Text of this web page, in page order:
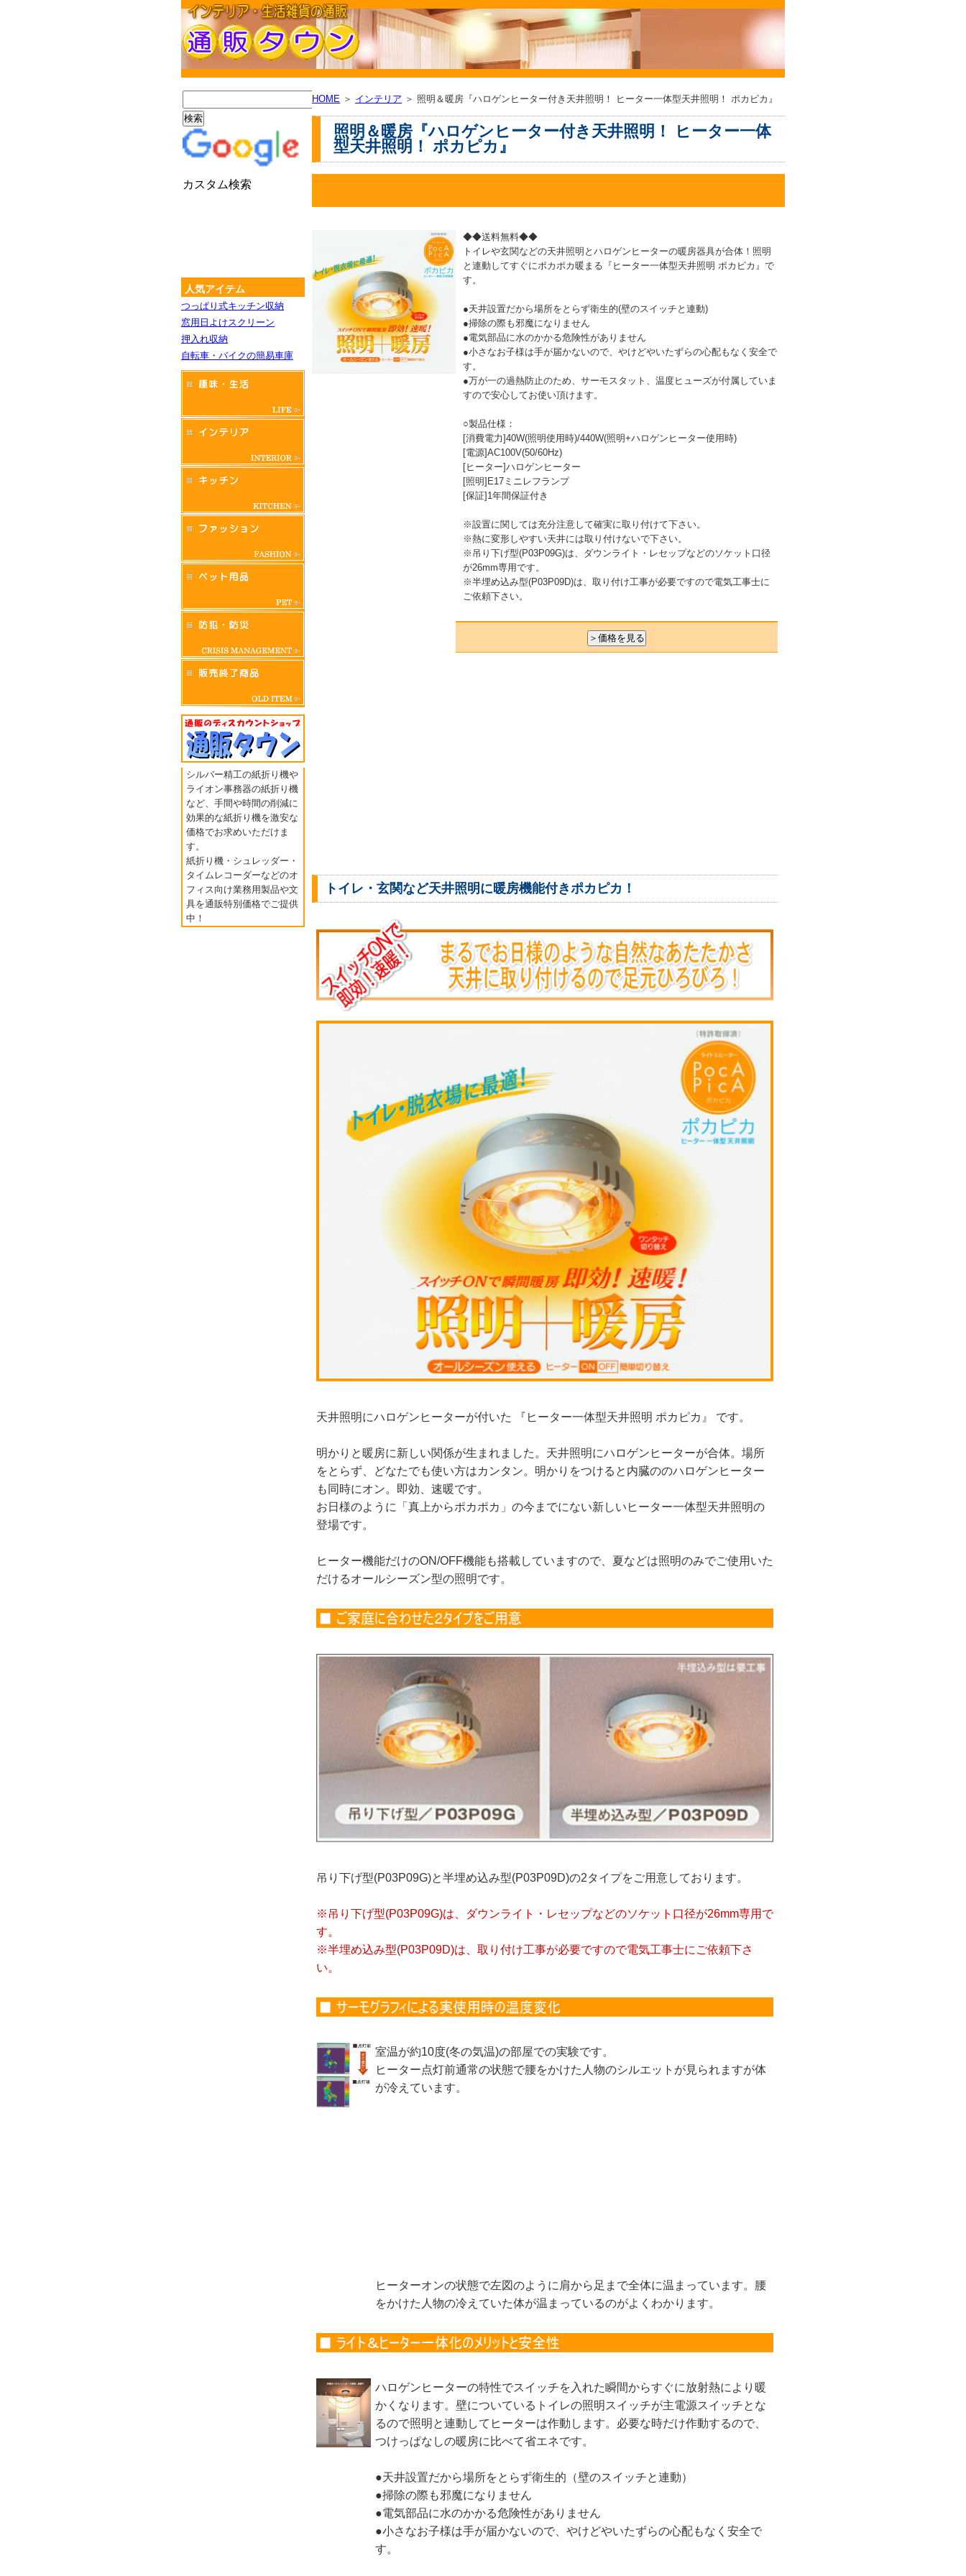
カスタム検索
人気アイテム
つっぱり式キッチン収納
窓用日よけスクリーン
押入れ収納
自転車・バイクの簡易車庫
シルバー精工の紙折り機や
ライオン事務器の紙折り機
など、手間や時間の削減に
効果的な紙折り機を激安な
価格でお求めいただけま
す。
紙折り機・シュレッダー・
タイムレコーダーなどのオ
フィス向け業務用製品や文
具を通販特別価格でご提供
中！
HOME ＞ インテリア ＞ 照明＆暖房『ハロゲンヒーター付き天井照明！ ヒーター一体型天井照明！ ポカピカ』
照明＆暖房『ハロゲンヒーター付き天井照明！ ヒーター一体
型天井照明！ ポカピカ』
◆◆送料無料◆◆
トイレや玄関などの天井照明とハロゲンヒーターの暖房器具が合体！照明
と連動してすぐにポカポカ暖まる『ヒーター一体型天井照明 ポカピカ』で
す。
●天井設置だから場所をとらず衛生的(壁のスイッチと連動)
●掃除の際も邪魔になりません
●電気部品に水のかかる危険性がありません
●小さなお子様は手が届かないので、やけどやいたずらの心配もなく安全で
す。
●万が一の過熱防止のため、サーモスタット、温度ヒューズが付属していま
すので安心してお使い頂けます。
○製品仕様：
[消費電力]40W(照明使用時)/440W(照明+ハロゲンヒーター使用時)
[電源]AC100V(50/60Hz)
[ヒーター]ハロゲンヒーター
[照明]E17ミニレフランプ
[保証]1年間保証付き
※設置に関しては充分注意して確実に取り付けて下さい。
※熱に変形しやすい天井には取り付けないで下さい。
※吊り下げ型(P03P09G)は、ダウンライト・レセップなどのソケット口径
が26mm専用です。
※半埋め込み型(P03P09D)は、取り付け工事が必要ですので電気工事士に
ご依頼下さい。
トイレ・玄関など天井照明に暖房機能付きポカピカ！
天井照明にハロゲンヒーターが付いた 『ヒーター一体型天井照明 ポカピカ』 です。
明かりと暖房に新しい関係が生まれました。天井照明にハロゲンヒーターが合体。場所
をとらず、どなたでも使い方はカンタン。明かりをつけると内臓ののハロゲンヒーター
も同時にオン。即効、速暖です。
お日様のように「真上からポカポカ」の今までにない新しいヒーター一体型天井照明の
登場です。
ヒーター機能だけのON/OFF機能も搭載していますので、夏などは照明のみでご使用いた
だけるオールシーズン型の照明です。
吊り下げ型(P03P09G)と半埋め込み型(P03P09D)の2タイプをご用意しております。
※吊り下げ型(P03P09G)は、ダウンライト・レセップなどのソケット口径が26mm専用で
す。
※半埋め込み型(P03P09D)は、取り付け工事が必要ですので電気工事士にご依頼下さ
い。
室温が約10度(冬の気温)の部屋での実験です。
ヒーター点灯前通常の状態で腰をかけた人物のシルエットが見られますが体
が冷えています。
ヒーターオンの状態で左図のように肩から足まで全体に温まっています。腰
をかけた人物の冷えていた体が温まっているのがよくわかります。
ハロゲンヒーターの特性でスイッチを入れた瞬間からすぐに放射熱により暖
かくなります。壁についているトイレの照明スイッチが主電源スイッチとな
るので照明と連動してヒーターは作動します。必要な時だけ作動するので、
つけっぱなしの暖房に比べて省エネです。
●天井設置だから場所をとらず衛生的（壁のスイッチと連動）
●掃除の際も邪魔になりません
●電気部品に水のかかる危険性がありません
●小さなお子様は手が届かないので、やけどやいたずらの心配もなく安全で
す。